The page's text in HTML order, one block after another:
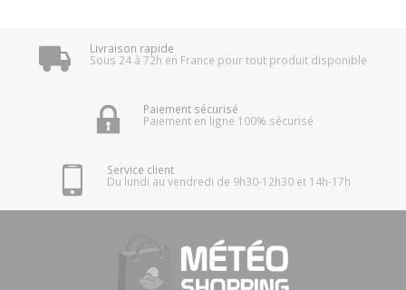
Livraison rapide
Sous 24 à 72h en France pour tout produit disponible
Paiement sécurisé
Paiement en ligne 100% sécurisé
Service client
Du lundi au vendredi de 9h30-12h30 et 14h-17h